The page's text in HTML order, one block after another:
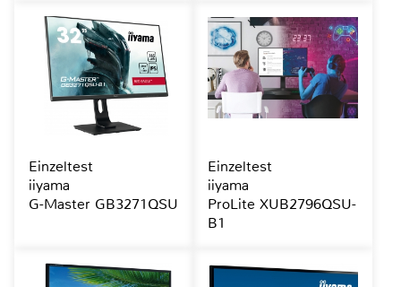
Einzeltest
iiyama
G-Master GB3271QSU
Einzeltest
iiyama
ProLite XUB2796QSU-
B1